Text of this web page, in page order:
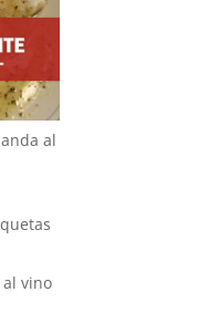
al